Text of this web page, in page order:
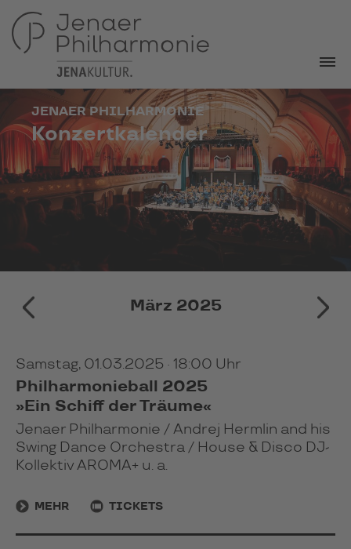
JENAER PHILHARMONIE
Konzertkalender
Februar 2025
März 2025
Samstag, 01.03.2025 · 18:00 Uhr
Philharmonieball 2025
»Ein Schiff der Träume«
Jenaer Philharmonie / Andrej Hermlin and his
Swing Dance Orchestra / House & Disco DJ-
Kollektiv AROMA+ u. a.
MEHR TICKETS